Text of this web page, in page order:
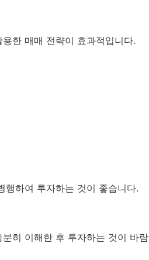
한 매매 전략이 효과적입니다.
행하여 투자하는 것이 좋습니다.
히 이해한 후 투자하는 것이 바람